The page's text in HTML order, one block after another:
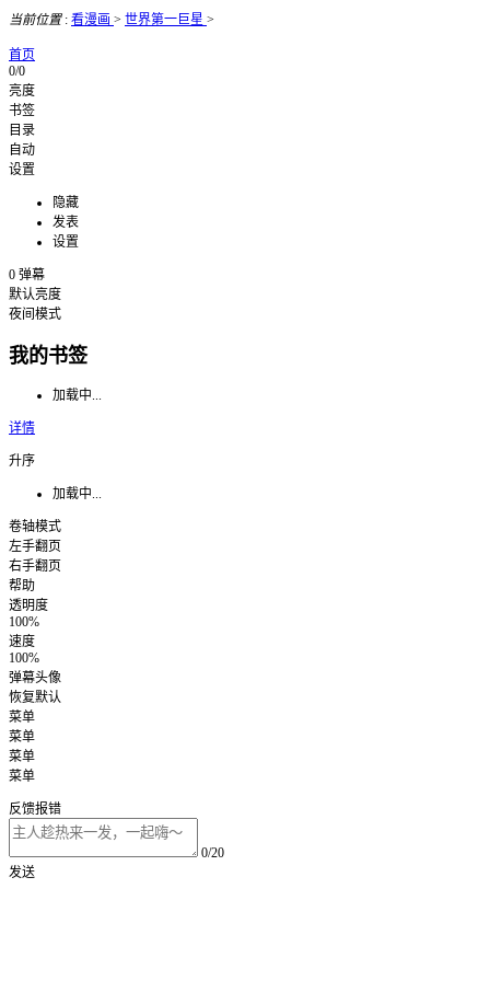
当前位置: 看漫画 > 世界第一巨星 >
首页
0/0
亮度
书签
目录
自动
设置
隐藏
发表
设置
0 弹幕
默认亮度
夜间模式
我的书签
加载中...
详情
升序
加载中...
卷轴模式
左手翻页
右手翻页
帮助
透明度
100%
速度
100%
弹幕头像
恢复默认
菜单
菜单
菜单
菜单
反馈报错
0/20
发送